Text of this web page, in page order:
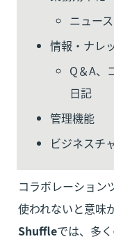
ニュー
情報・ナレ
Q＆A、
日記
管理機能
ビジネスチ
コラボレーション
使われないと意味
Shuffleでは、多